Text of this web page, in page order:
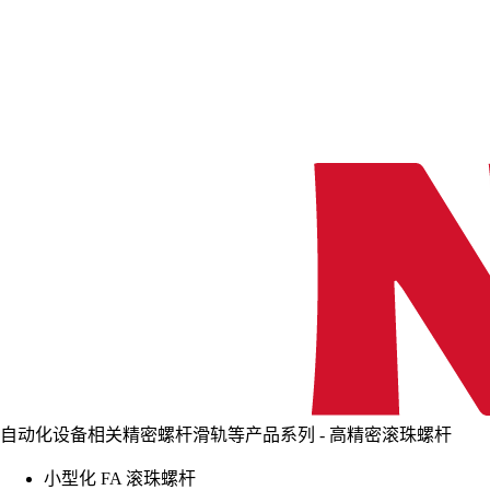
自动化设备相关精密螺杆滑轨等产品系列 - 高精密滚珠螺杆
小型化 FA 滚珠螺杆